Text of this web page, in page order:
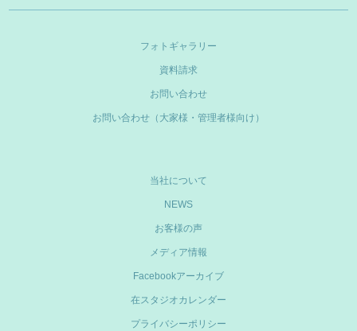
フォトギャラリー
資料請求
お問い合わせ
お問い合わせ（大家様・管理者様向け）
当社について
NEWS
お客様の声
メディア情報
Facebookアーカイブ
在スタジオカレンダー
プライバシーポリシー